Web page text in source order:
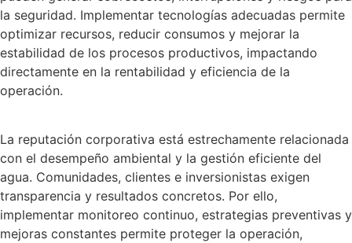
la seguridad. Implementar tecnologías adecuadas permite
optimizar recursos, reducir consumos y mejorar la
estabilidad de los procesos productivos, impactando
directamente en la rentabilidad y eficiencia de la
operación.
La reputación corporativa está estrechamente relacionada
con el desempeño ambiental y la gestión eficiente del
agua. Comunidades, clientes e inversionistas exigen
transparencia y resultados concretos. Por ello,
implementar monitoreo continuo, estrategias preventivas y
mejoras constantes permite proteger la operación,